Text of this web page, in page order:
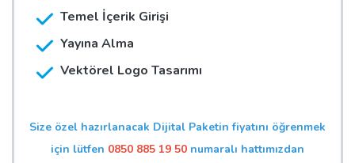
Temel İçerik Girişi
Yayına Alma
Vektörel Logo Tasarımı
Size özel hazırlanacak Dijital Paketin fiyatını öğrenmek
için lütfen 0850 885 19 50 numaralı hattımızdan